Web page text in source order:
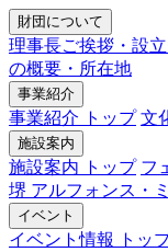
財団について
理事長ご挨拶・設
の概要・所在地
事業紹介
事業紹介 トップ 文
施設案内
施設案内 トップ フ
堺 アルフォンス・
イベント
イベント情報 トッ